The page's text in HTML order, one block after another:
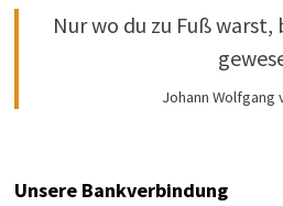
Nur wo du zu Fuß
Johann Wolfgang
Unsere Bankverbindung